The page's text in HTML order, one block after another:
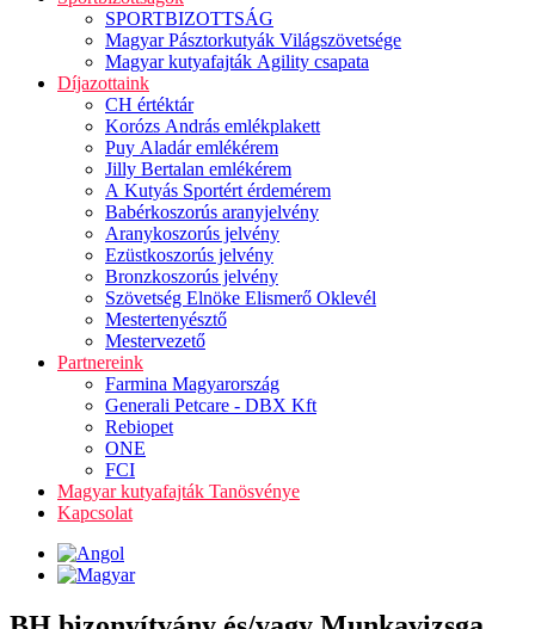
SPORTBIZOTTSÁG
Magyar Pásztorkutyák Világszövetsége
Magyar kutyafajták Agility csapata
Díjazottaink
CH értéktár
Korózs András emlékplakett
Puy Aladár emlékérem
Jilly Bertalan emlékérem
A Kutyás Sportért érdemérem
Babérkoszorús aranyjelvény
Aranykoszorús jelvény
Ezüstkoszorús jelvény
Bronzkoszorús jelvény
Szövetség Elnöke Elismerő Oklevél
Mestertenyésztő
Mestervezető
Partnereink
Farmina Magyarország
Generali Petcare - DBX Kft
Rebiopet
ONE
FCI
Magyar kutyafajták Tanösvénye
Kapcsolat